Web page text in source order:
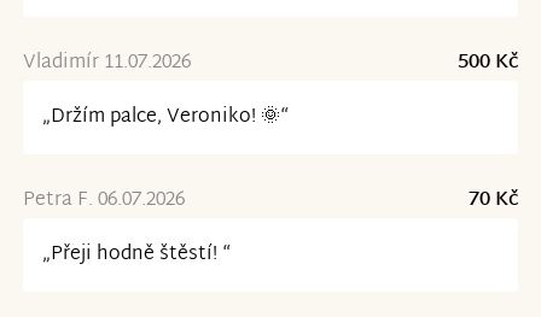
Vladimír 11.07.2026
500 Kč
„Držím palce, Veroniko! 🌞“
Petra F. 06.07.2026
70 Kč
„Přeji hodně štěstí! “